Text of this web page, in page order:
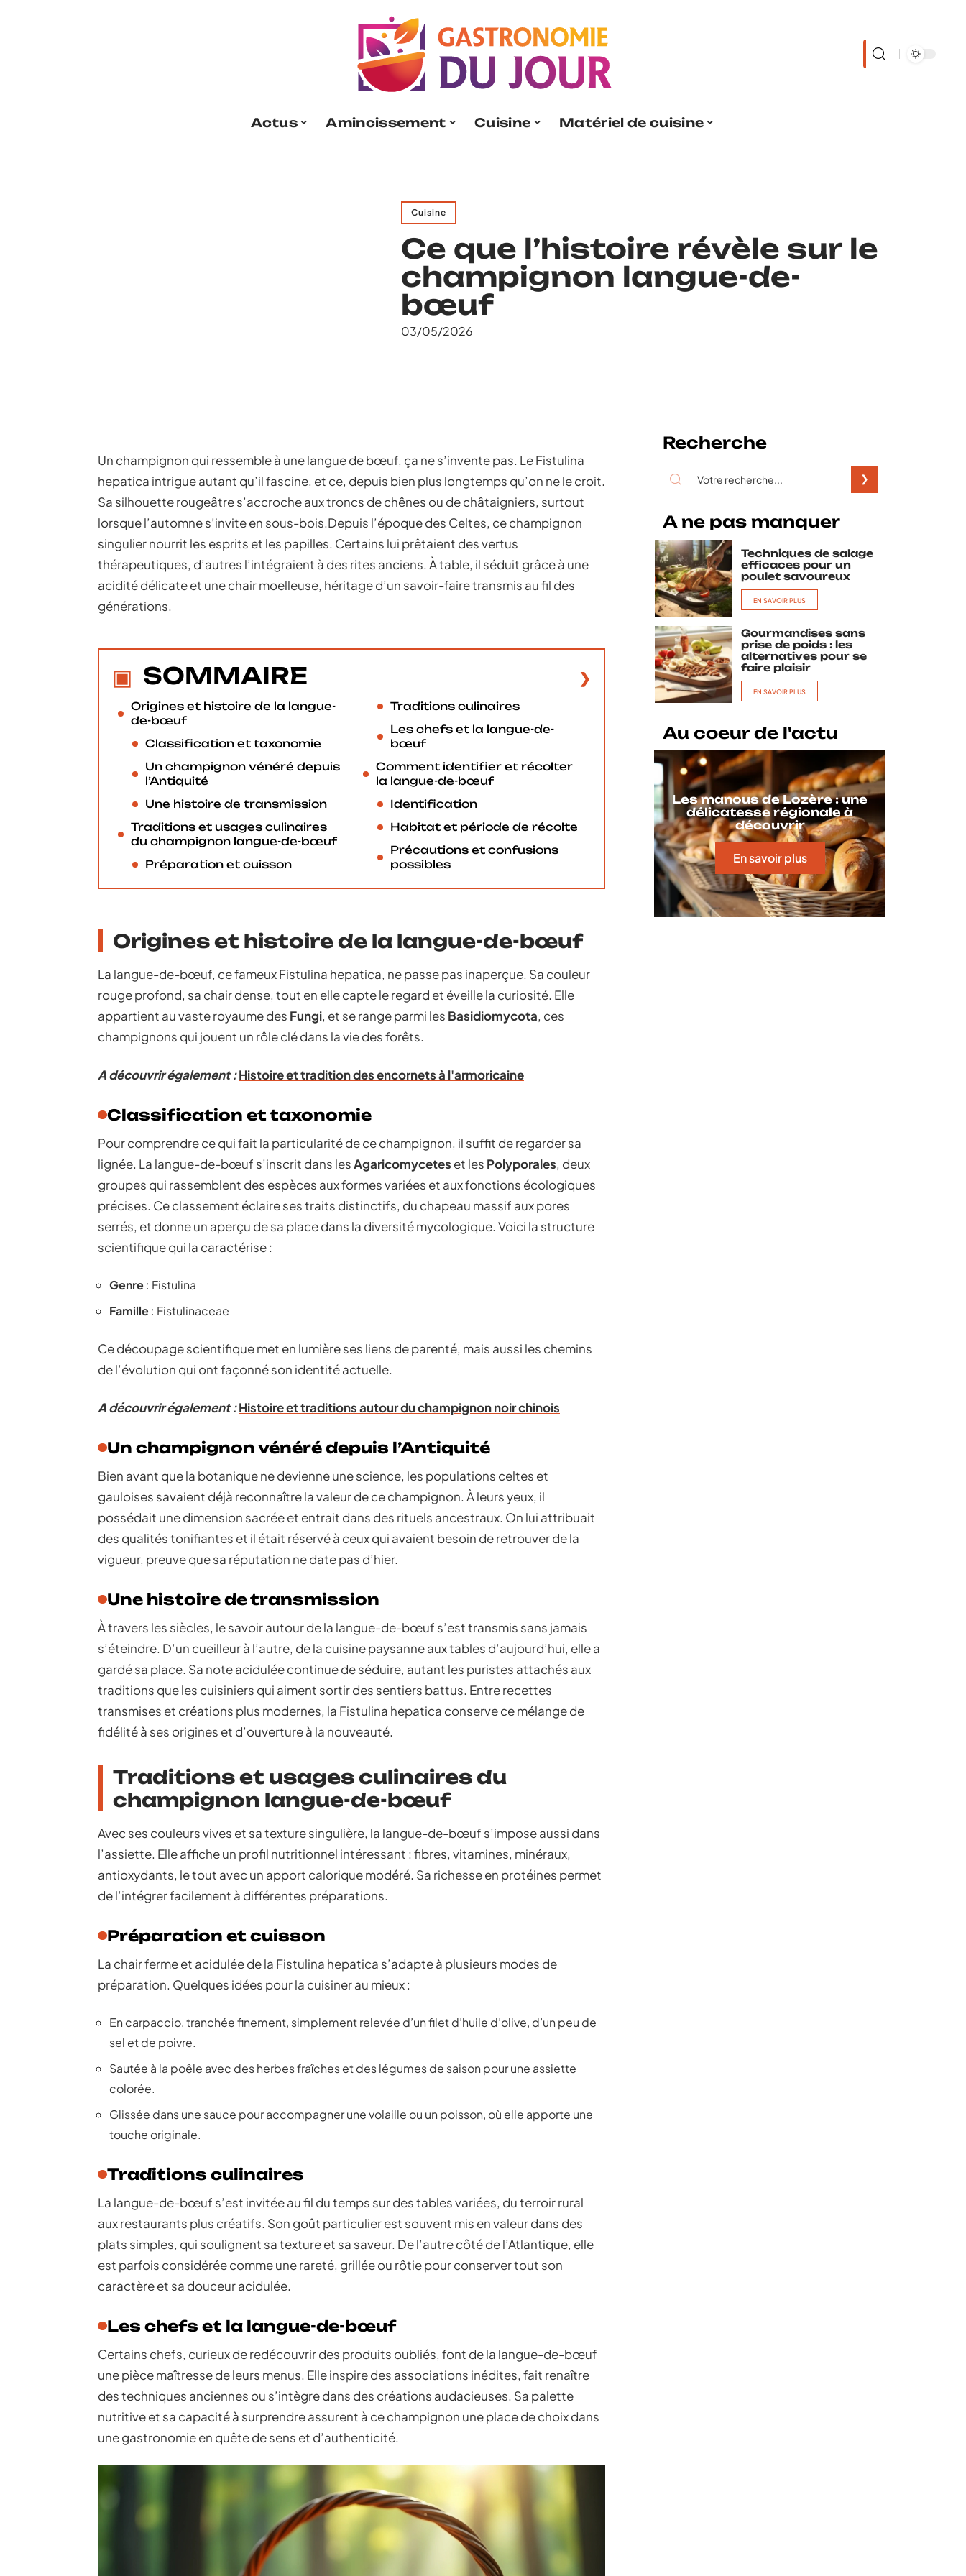
Actus Amincissement Cuisine Matériel de cuisine
Cuisine
Ce que l’histoire révèle sur le
champignon langue-de-
bœuf
03/05/2026
Un champignon qui ressemble à une langue de bœuf, ça ne s’invente pas. Le Fistulina
hepatica intrigue autant qu’il fascine, et ce, depuis bien plus longtemps qu’on ne le croit.
Sa silhouette rougeâtre s’accroche aux troncs de chênes ou de châtaigniers, surtout
lorsque l’automne s’invite en sous-bois.Depuis l’époque des Celtes, ce champignon
singulier nourrit les esprits et les papilles. Certains lui prêtaient des vertus
thérapeutiques, d’autres l’intégraient à des rites anciens. À table, il séduit grâce à une
acidité délicate et une chair moelleuse, héritage d’un savoir-faire transmis au fil des
générations.
SOMMAIRE
Origines et histoire de la langue-
de-bœuf
Classification et taxonomie
Un champignon vénéré depuis
l’Antiquité
Une histoire de transmission
Traditions et usages culinaires
du champignon langue-de-bœuf
Préparation et cuisson
Traditions culinaires
Les chefs et la langue-de-
bœuf
Comment identifier et récolter
la langue-de-bœuf
Identification
Habitat et période de récolte
Précautions et confusions
possibles
Origines et histoire de la langue-de-bœuf
La langue-de-bœuf, ce fameux Fistulina hepatica, ne passe pas inaperçue. Sa couleur
rouge profond, sa chair dense, tout en elle capte le regard et éveille la curiosité. Elle
appartient au vaste royaume des Fungi, et se range parmi les Basidiomycota, ces
champignons qui jouent un rôle clé dans la vie des forêts.
A découvrir également :Histoire et tradition des encornets à l'armoricaine
Classification et taxonomie
Pour comprendre ce qui fait la particularité de ce champignon, il suffit de regarder sa
lignée. La langue-de-bœuf s’inscrit dans lesAgaricomycetes et les Polyporales, deux
groupes qui rassemblent des espèces aux formes variées et aux fonctions écologiques
précises. Ce classement éclaire ses traits distinctifs, du chapeau massif aux pores
serrés, et donne un aperçu de sa place dans la diversité mycologique. Voici la structure
scientifique qui la caractérise :
Genre: Fistulina
Famille: Fistulinaceae
Ce découpage scientifique met en lumière ses liens de parenté, mais aussi les chemins
de l’évolution qui ont façonné son identité actuelle.
A découvrir également :Histoire et traditions autour du champignon noir chinois
Un champignon vénéré depuis l’Antiquité
Bien avant que la botanique ne devienne une science, les populations celtes et
gauloises savaient déjà reconnaître la valeur de ce champignon. À leurs yeux, il
possédait une dimension sacrée et entrait dans des rituels ancestraux. On lui attribuait
des qualités tonifiantes et il était réservé à ceux qui avaient besoin de retrouver de la
vigueur, preuve que sa réputation ne date pas d’hier.
Une histoire de transmission
À travers les siècles, le savoir autour de la langue-de-bœuf s’est transmis sans jamais
s’éteindre. D’un cueilleur à l’autre, de la cuisine paysanne aux tables d’aujourd’hui, elle a
gardé sa place. Sa note acidulée continue de séduire, autant les puristes attachés aux
traditions que les cuisiniers qui aiment sortir des sentiers battus. Entre recettes
transmises et créations plus modernes, la Fistulina hepatica conserve ce mélange de
fidélité à ses origines et d’ouverture à la nouveauté.
Traditions et usages culinaires du
champignon langue-de-bœuf
Avec ses couleurs vives et sa texture singulière, la langue-de-bœuf s’impose aussi dans
l’assiette. Elle affiche un profil nutritionnel intéressant : fibres, vitamines, minéraux,
antioxydants, le tout avec un apport calorique modéré. Sa richesse en protéines permet
de l’intégrer facilement à différentes préparations.
Préparation et cuisson
La chair ferme et acidulée de la Fistulina hepatica s’adapte à plusieurs modes de
préparation. Quelques idées pour la cuisiner au mieux :
En carpaccio, tranchée finement, simplement relevée d’un filet d’huile d’olive, d’un peu de
sel et de poivre.
Sautée à la poêle avec des herbes fraîches et des légumes de saison pour une assiette
colorée.
Glissée dans une sauce pour accompagner une volaille ou un poisson, où elle apporte une
touche originale.
Traditions culinaires
La langue-de-bœuf s’est invitée au fil du temps sur des tables variées, du terroir rural
aux restaurants plus créatifs. Son goût particulier est souvent mis en valeur dans des
plats simples, qui soulignent sa texture et sa saveur. De l’autre côté de l’Atlantique, elle
est parfois considérée comme une rareté, grillée ou rôtie pour conserver tout son
caractère et sa douceur acidulée.
Les chefs et la langue-de-bœuf
Certains chefs, curieux de redécouvrir des produits oubliés, font de la langue-de-bœuf
une pièce maîtresse de leurs menus. Elle inspire des associations inédites, fait renaître
des techniques anciennes ou s’intègre dans des créations audacieuses. Sa palette
nutritive et sa capacité à surprendre assurent à ce champignon une place de choix dans
une gastronomie en quête de sens et d’authenticité.
Recherche
A ne pas manquer
Techniques de salage
efficaces pour un
poulet savoureux
EN SAVOIR PLUS
Gourmandises sans
prise de poids : les
alternatives pour se
faire plaisir
EN SAVOIR PLUS
Au coeur de l'actu
Les manous de Lozère : une
délicatesse régionale à
découvrir
En savoir plus